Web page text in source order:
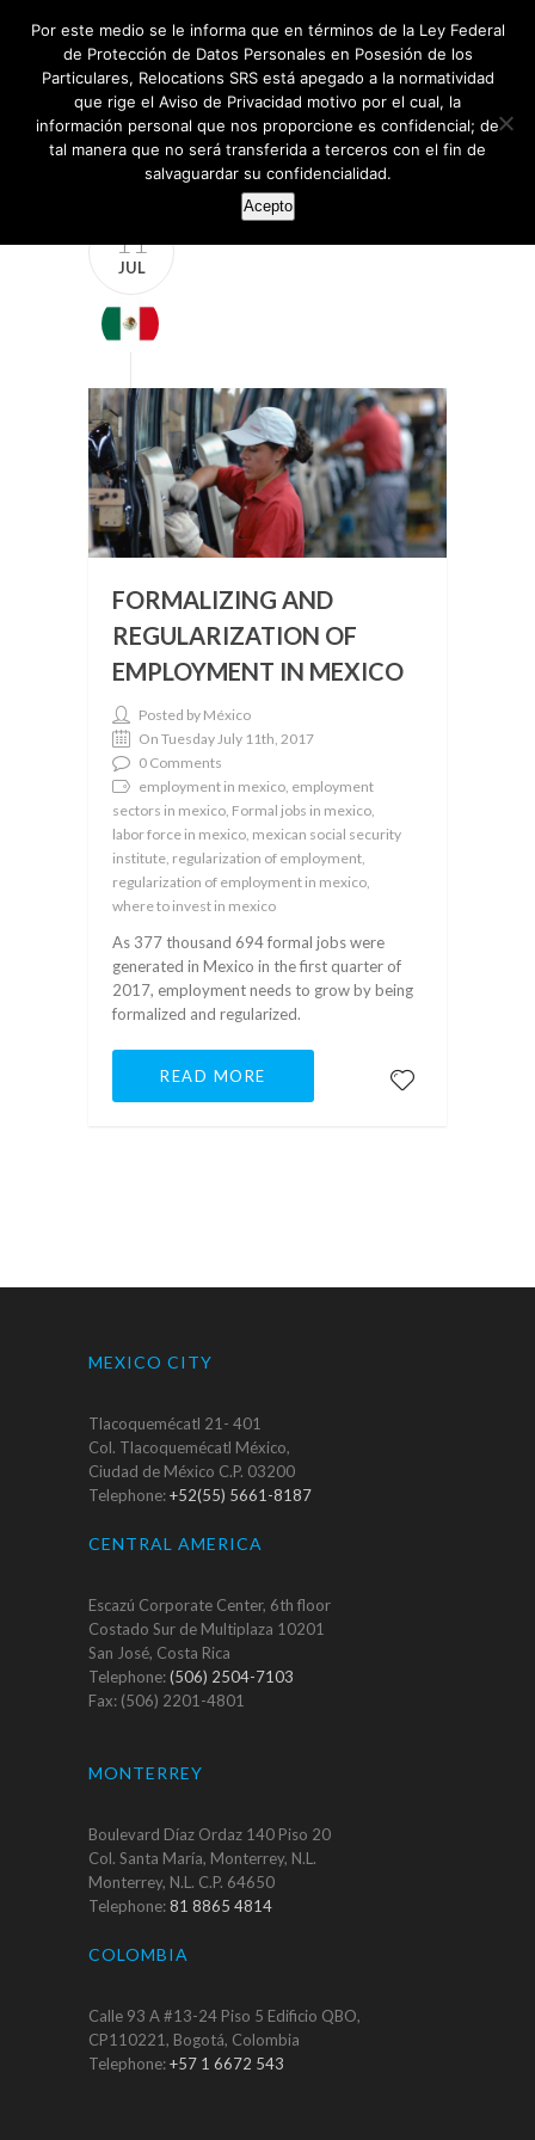
11
JUL
FORMALIZING AND
REGULARIZATION OF
EMPLOYMENT IN MEXICO
Posted by México
On Tuesday July 11th, 2017
0 Comments
employment in mexico, employment
sectors in mexico, Formal jobs in mexico,
labor force in mexico, mexican social security
institute, regularization of employment,
regularization of employment in mexico,
where to invest in mexico
As 377 thousand 694 formal jobs were
generated in Mexico in the first quarter of
2017, employment needs to grow by being
formalized and regularized.
READ MORE
MEXICO CITY
Tlacoquemécatl 21- 401
Col. Tlacoquemécatl México,
Ciudad de México C.P. 03200
Telephone:+52(55) 5661-8187
CENTRAL AMERICA
Escazú Corporate Center, 6th floor
Costado Sur de Multiplaza 10201
San José, Costa Rica
Telephone:(506) 2504-7103
Fax: (506) 2201-4801
MONTERREY
Boulevard Díaz Ordaz 140 Piso 20
Col. Santa María, Monterrey, N.L.
Monterrey, N.L. C.P. 64650
Telephone:81 8865 4814
COLOMBIA
Calle 93 A #13-24 Piso 5 Edificio QBO,
CP110221, Bogotá, Colombia
Telephone:+57 1 6672 543
Por este medio se le informa que en términos de la Ley Federal
de Protección de Datos Personales en Posesión de los
Particulares, Relocations SRS está apegado a la normatividad
que rige el Aviso de Privacidad motivo por el cual, la
información personal que nos proporcione es confidencial; de
tal manera que no será transferida a terceros con el fin de
salvaguardar su confidencialidad.
Acepto